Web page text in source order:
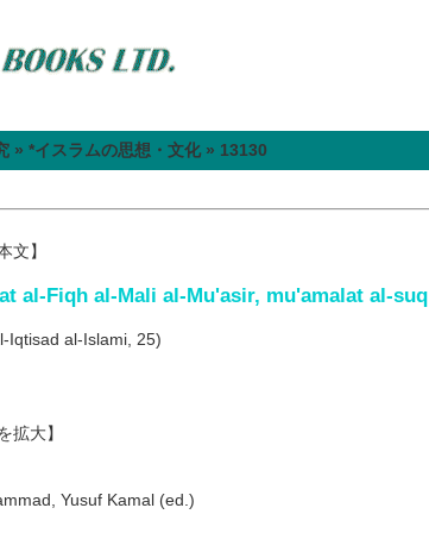
» *イスラムの思想・文化 » 13130
文】
al-Fiqh al-Mali al-Mu'asir, mu'amalat al-suq
Iqtisad al-Islami, 25)
拡大】
Yusuf Kamal (ed.)